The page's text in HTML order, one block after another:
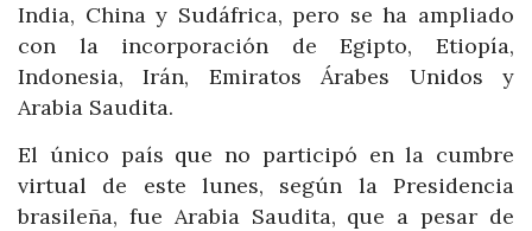
India, China y Sudáfrica, pero se ha ampliado
con la incorporación de Egipto, Etiopía,
Indonesia, Irán, Emiratos Árabes Unidos y
Arabia Saudita.
El único país que no participó en la cumbre
virtual de este lunes, según la Presidencia
brasileña, fue Arabia Saudita, que a pesar de